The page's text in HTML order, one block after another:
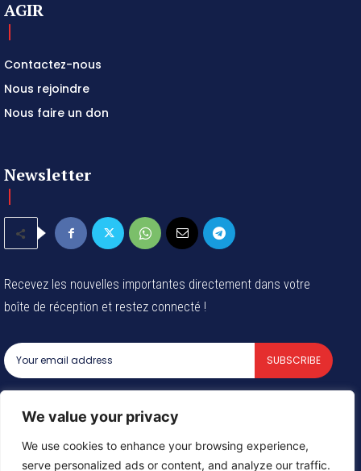
We value your privacy
We use cookies to enhance your browsing experience,
serve personalized ads or content, and analyze our traffic.
AGIR
Contactez-nous
Nous rejoindre
Nous faire un don
Newsletter
Recevez les nouvelles importantes directement dans votre
boîte de réception et restez connecté !
SUBSCRIBE